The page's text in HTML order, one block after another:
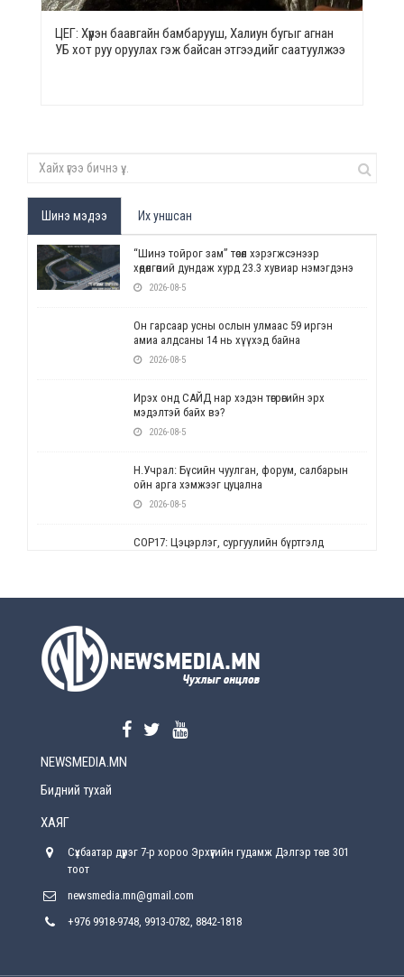
ЦЕГ: Хүрэн баавгайн бамбарууш, Халиун бугыг агнан
УБ хот руу оруулах гэж байсан этгээдийг саатуулжээ
Шинэ мэдээ Их уншсан
“Шинэ тойрог зам” төсөл хэрэгжсэнээр
хөдөлгөөний дундаж хурд 23.3 хувиар нэмэгдэнэ
2026-08-5
Он гарсаар усны ослын улмаас 59 иргэн
амиа алдсаны 14 нь хүүхэд байна
2026-08-5
Ирэх онд САЙД нар хэдэн төгрөгийн эрх
мэдэлтэй байх вэ?
2026-08-5
Н.Учрал: Бүсийн чуулган, форум, салбарын
ойн арга хэмжээг цуцална
2026-08-5
СОР17: Цэцэрлэг, сургуулийн бүртгэлд
2026-08-5
2026-08-5
хүрсэн өгөөжөөрөө ажлаа үнэлж, хэрэгжилтээ
Улсын онцгой комисс өвөлжилтийн бэлтгэл,
NEWSMEDIA.MN
Бидний тухай
ХАЯГ
Сүхбаатар дүүрэг 7-р хороо Эрхүүгийн гудамж Дэлгэр төв 301
тоот
newsmedia.mn@gmail.com
+976 9918-9748, 9913-0782, 8842-1818